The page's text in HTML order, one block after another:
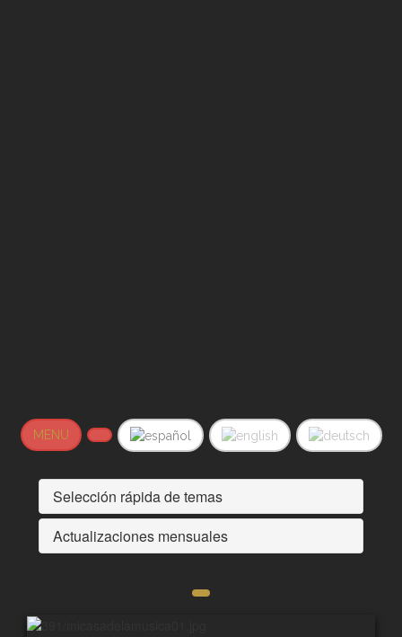
MENU
Selección rápida de temas
Actualizaciones mensuales